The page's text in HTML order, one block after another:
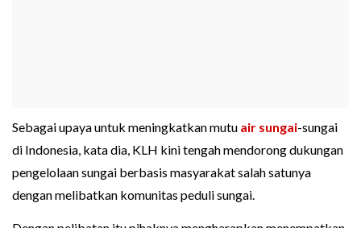
Sebagai upaya untuk meningkatkan mutu air sungai-sungai
di Indonesia, kata dia, KLH kini tengah mendorong dukungan
pengelolaan sungai berbasis masyarakat salah satunya
dengan melibatkan komunitas peduli sungai.